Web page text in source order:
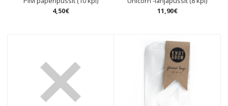
4,50€
11,90€